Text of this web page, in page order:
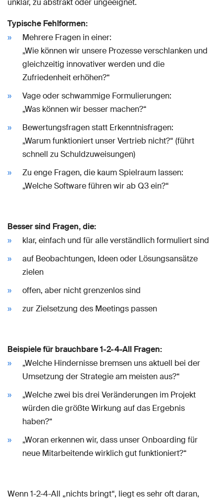
unklar, zu abstrakt oder ungeeignet.
Typische Fehlformen:
Mehrere Fragen in einer:
„Wie können wir unsere Prozesse verschlanken und
gleichzeitig innovativer werden und die
Zufriedenheit erhöhen?“
Vage oder schwammige Formulierungen:
„Was können wir besser machen?“
Bewertungsfragen statt Erkenntnisfragen:
„Warum funktioniert unser Vertrieb nicht?“ (führt
schnell zu Schuldzuweisungen)
Zu enge Fragen, die kaum Spielraum lassen:
„Welche Software führen wir ab Q3 ein?“
Besser sind Fragen, die:
klar, einfach und für alle verständlich formuliert sind
auf Beobachtungen, Ideen oder Lösungsansätze
zielen
offen, aber nicht grenzenlos sind
zur Zielsetzung des Meetings passen
Beispiele für brauchbare 1-2-4-All Fragen:
„Welche Hindernisse bremsen uns aktuell bei der
Umsetzung der Strategie am meisten aus?“
„Welche zwei bis drei Veränderungen im Projekt
würden die größte Wirkung auf das Ergebnis
haben?“
„Woran erkennen wir, dass unser Onboarding für
neue Mitarbeitende wirklich gut funktioniert?“
Wenn 1-2-4-All „nichts bringt“, liegt es sehr oft daran,